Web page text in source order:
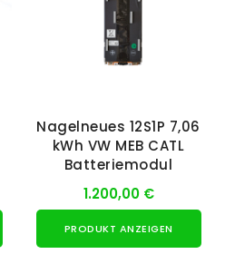
Nagelneues 12S1P 7,06
kWh VW MEB CATL
Batteriemodul
1.200,00 €
PRODUKT ANZEIGEN